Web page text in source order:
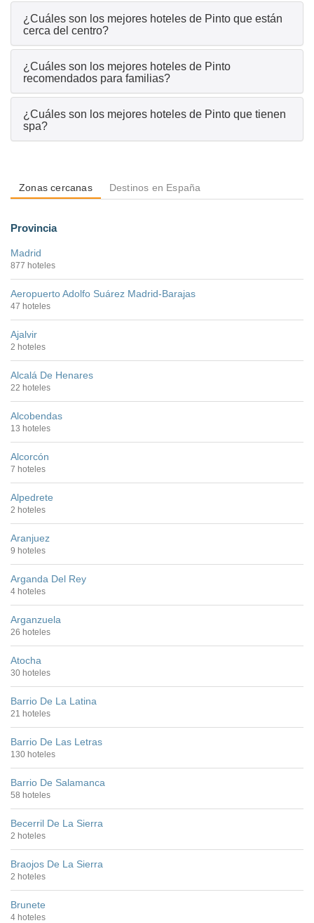
¿Cuáles son los mejores hoteles de Pinto que están
cerca del centro?
¿Cuáles son los mejores hoteles de Pinto
recomendados para familias?
¿Cuáles son los mejores hoteles de Pinto que tienen
spa?
Zonas cercanas Destinos en España
Provincia
Madrid
877 hoteles
Aeropuerto Adolfo Suárez Madrid-Barajas
47 hoteles
Ajalvir
2 hoteles
Alcalá De Henares
22 hoteles
Alcobendas
13 hoteles
Alcorcón
7 hoteles
Alpedrete
2 hoteles
Aranjuez
9 hoteles
Arganda Del Rey
4 hoteles
Arganzuela
26 hoteles
Atocha
30 hoteles
Barrio De La Latina
21 hoteles
Barrio De Las Letras
130 hoteles
Barrio De Salamanca
58 hoteles
Becerril De La Sierra
2 hoteles
Braojos De La Sierra
2 hoteles
Brunete
4 hoteles